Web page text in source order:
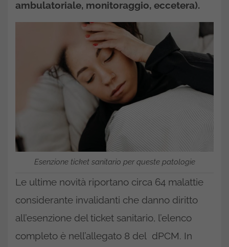
ambulatoriale, monitoraggio, eccetera).
Esenzione ticket sanitario per queste patologie
Le ultime novità riportano circa 64 malattie
considerante invalidanti che danno diritto
all’esenzione del ticket sanitario, l’elenco
completo è nell’allegato 8 del dPCM. In